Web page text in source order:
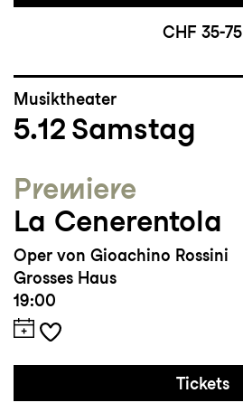
CHF 35-75
Musiktheater
5.12 Samstag
Premiere
La Cenerentola
Oper von Gioachino Rossini
Grosses Haus
19:00
Tickets